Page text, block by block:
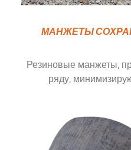
МАНЖЕТЫ
Резиновые манжеты,
ряду,